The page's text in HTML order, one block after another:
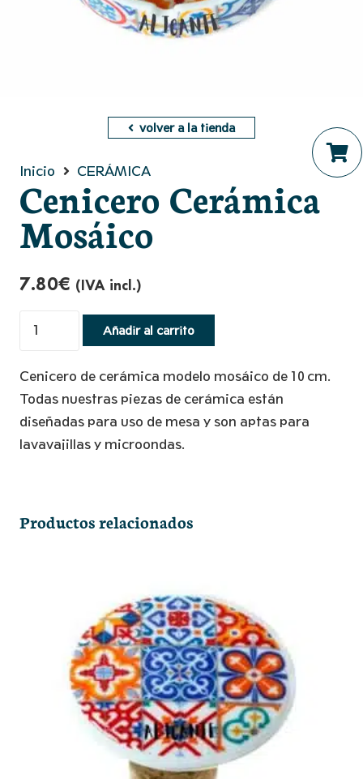
volver a la tienda
Inicio CERÁMICA
Cenicero Cerámica
Mosáico
7.80€ (IVA incl.)
Añadir al carrito
Cenicero de cerámica modelo mosáico de 10 cm.
Todas nuestras piezas de cerámica están
diseñadas para uso de mesa y son aptas para
lavavajillas y microondas.
Productos relacionados